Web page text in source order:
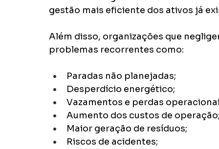
gestão mais eficiente dos ativos já
Além disso, organizações que
problemas recorrentes como:
Paradas não planejadas;
Desperdício energético;
Vazamentos e perdas
Aumento dos custos de
Maior geração de resíduos;
Riscos de acidentes;